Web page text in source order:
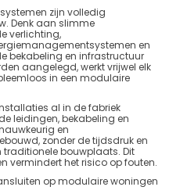
zijn volledig
Denk aan slimme
verlichting,
en
bekabeling en infrastructuur
aangelegd, werkt vrijwel elk
in een modulaire
al in de fabriek
leidingen, bekabeling en
en
zonder de tijdsdruk en
bouwplaats. Dit
vermindert het risico op fouten.
op modulaire woningen